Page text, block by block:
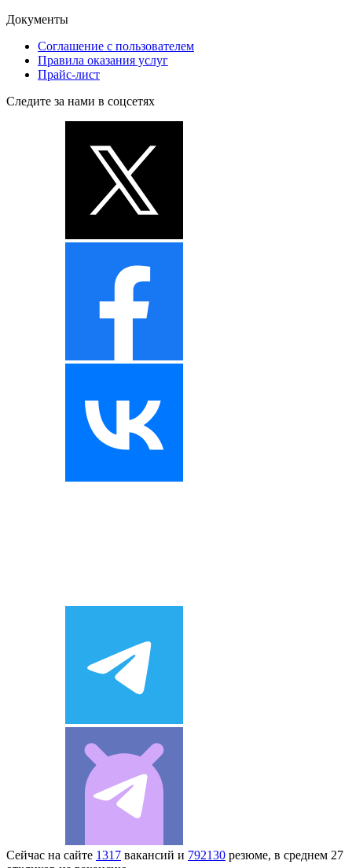
Документы
Соглашение с пользователем
Правила оказания услуг
Прайс-лист
Следите за нами в соцсетях
Сейчас на сайте 1317 вакансий и 792130 резюме, в среднем 27